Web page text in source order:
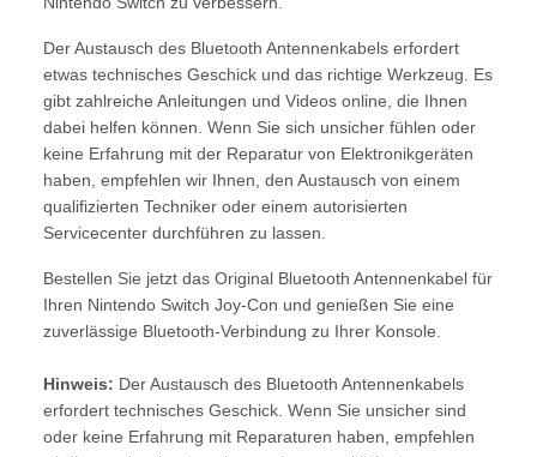
Der Austausch des Bluetooth Antennenkabels erfordert
etwas technisches Geschick und das richtige Werkzeug. Es
gibt zahlreiche Anleitungen und Videos online, die Ihnen
dabei helfen können. Wenn Sie sich unsicher fühlen oder
keine Erfahrung mit der Reparatur von Elektronikgeräten
haben, empfehlen wir Ihnen, den Austausch von einem
qualifizierten Techniker oder einem autorisierten
Servicecenter durchführen zu lassen.
Bestellen Sie jetzt das Original Bluetooth Antennenkabel für
Ihren Nintendo Switch Joy-Con und genießen Sie eine
zuverlässige Bluetooth-Verbindung zu Ihrer Konsole.
Hinweis: Der Austausch des Bluetooth Antennenkabels
erfordert technisches Geschick. Wenn Sie unsicher sind
oder keine Erfahrung mit Reparaturen haben, empfehlen